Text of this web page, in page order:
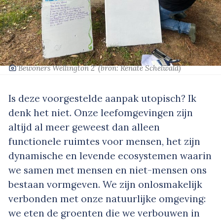
‘Bewoners Wellington 2’(bron: Renate Schelwald)
Is deze voorgestelde aanpak utopisch? Ik
denk het niet. Onze leefomgevingen zijn
altijd al meer geweest dan alleen
functionele ruimtes voor mensen, het zijn
dynamische en levende ecosystemen waarin
we samen met mensen en niet-mensen ons
bestaan vormgeven. We zijn onlosmakelijk
verbonden met onze natuurlijke omgeving:
we eten de groenten die we verbouwen in